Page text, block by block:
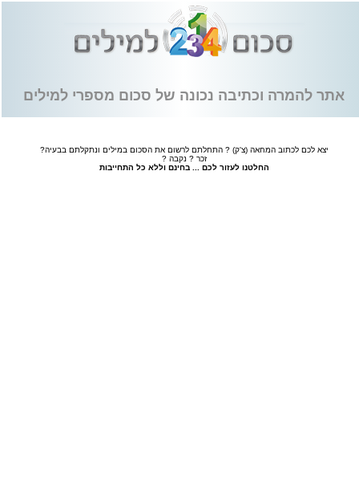
אתר להמרה וכתיבה נכונה של סכום מספרי למילים
יצא לכם לכתוב המחאה (צ'ק) ? התחלתם לרשום את הסכום במילים ונתקלתם בבעיה?
זכר ? נקבה ?
החלטנו לעזור לכם ... בחינם וללא כל התחייבות